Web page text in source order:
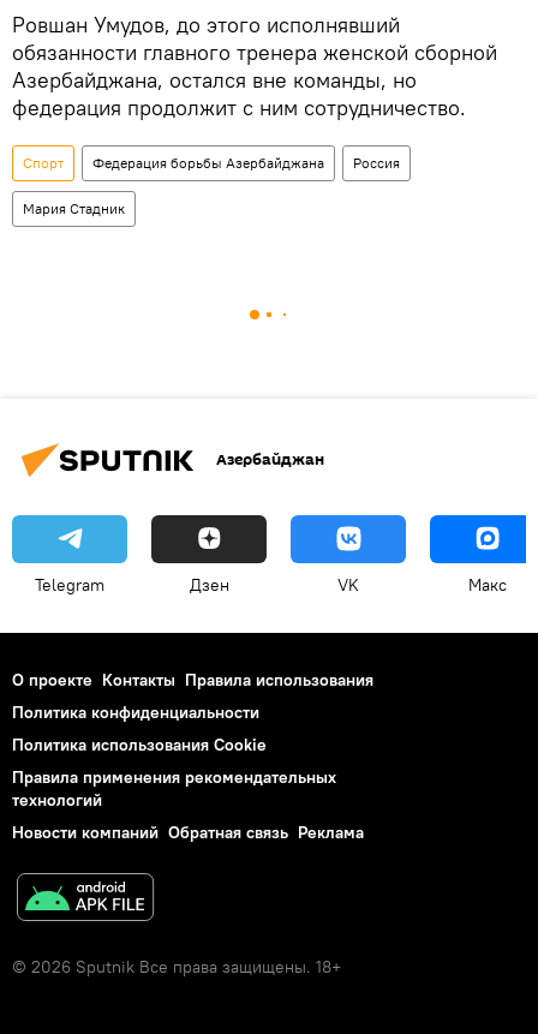
Ровшан Умудов, до этого исполнявший
обязанности главного тренера женской сборной
Азербайджана, остался вне команды, но
федерация продолжит с ним сотрудничество.
Спорт Федерация борьбы Азербайджана Россия
Мария Стадник
Азербайджан
Telegram Дзен VK Макс
О проекте Контакты Правила использования
Политика конфиденциальности
Политика использования Cookie
Правила применения рекомендательных
технологий
Новости компаний Обратная связь Реклама
© 2026 Sputnik Все права защищены. 18+